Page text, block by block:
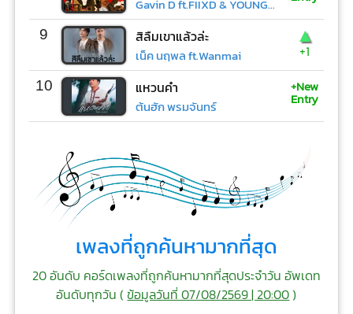
Gavin D ft.FIIXD & YOUNGOHM
9 สิลืมเขาแล้วล่ะ
เน็ค นฤพล ft.Wanmai
▲
+1
10 แหวนคำ
ต้นฮัก พรมจันทร์
+New
Entry
เพลงที่ถูกค้นหามากที่สุด
20 อันดับ คอร์ดเพลงที่ถูกค้นหามากที่สุดประจำวัน อัพเดท
อันดับทุกวัน (ข้อมูลวันที่ 07/08/2569 | 20:00)